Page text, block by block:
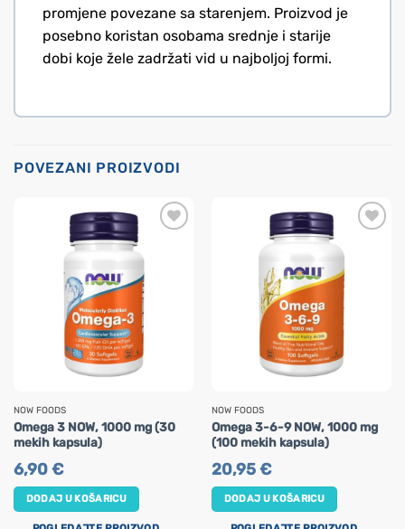
promjene povezane sa starenjem. Proizvod je
posebno koristan osobama srednje i starije
dobi koje žele zadržati vid u najboljoj formi.
POVEZANI PROIZVODI
NOW FOODS
Omega 3 NOW, 1000 mg (30
mekih kapsula)
6,90€
DODAJ U KOŠARICU
NOW FOODS
Omega 3-6-9 NOW, 1000 mg
(100 mekih kapsula)
20,95€
DODAJ U KOŠARICU